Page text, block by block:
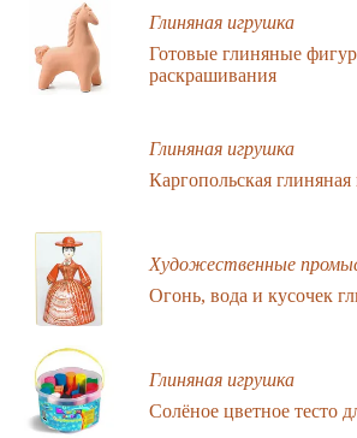
Глиняная игрушка
Готовые глиняные
раскрашивания
Глиняная игрушка
Каргопольская
Художественные
Огонь, вода и кусочек
Глиняная игрушка
Солёное цветное тесто